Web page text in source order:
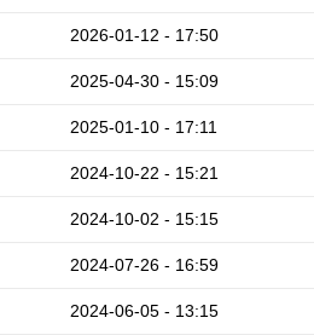
2026-01-12 - 17:50
2025-04-30 - 15:09
2025-01-10 - 17:11
2024-10-22 - 15:21
2024-10-02 - 15:15
2024-07-26 - 16:59
2024-06-05 - 13:15